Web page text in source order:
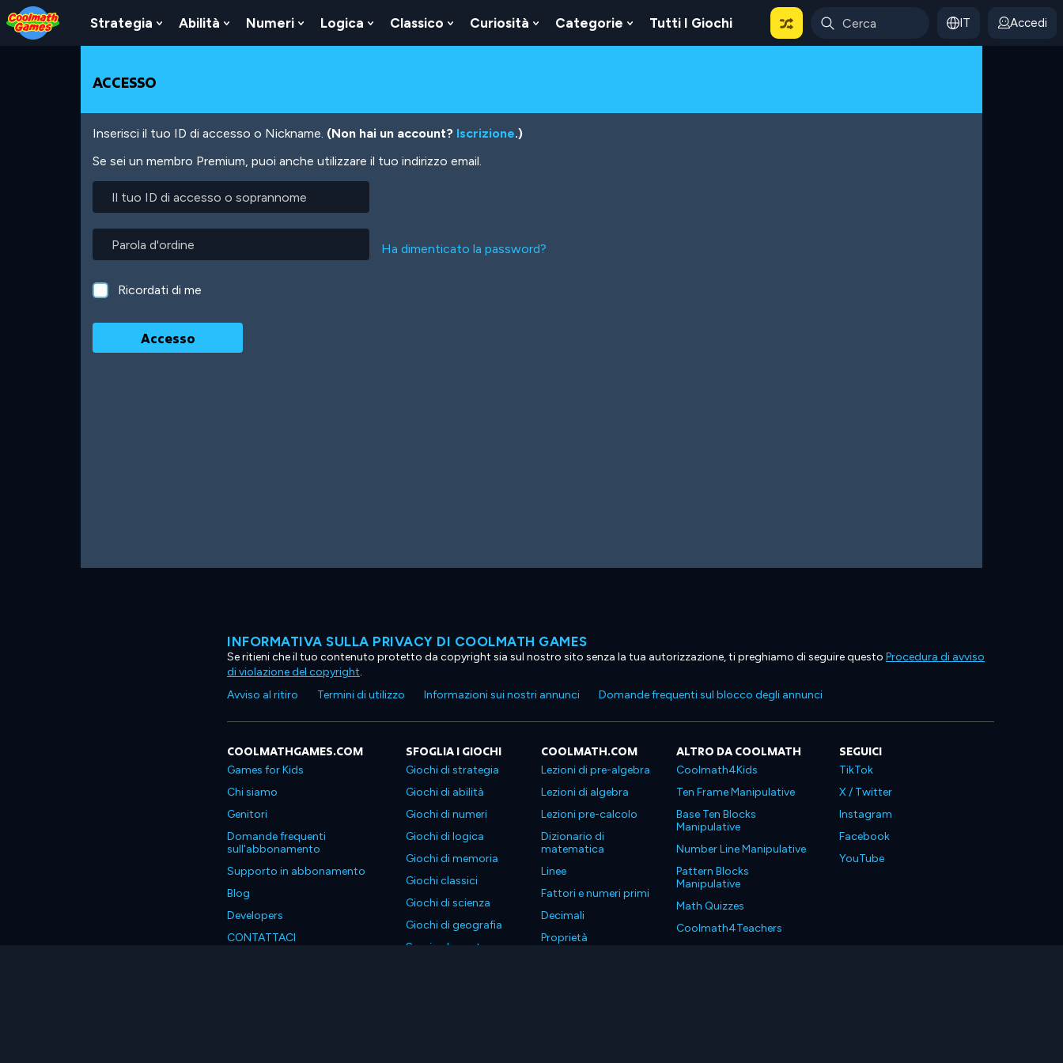
Skip
to
Top
Skip
to
Navigation
Skip
to
Main
Skip
to
Footer
Salta
al
contenuto
Strategia
Show
Submenu
Abilità
Show
Submenu
Numeri
Show
Submenu
Logica
Show
Submenu
Classico
Show
Submenu
Curiosità
Show
Submenu
Categorie
Show
Submenu
Tutti I Giochi IT Accedi
ACCESSO
Inserisci il tuo ID di accesso o Nickname. (Non hai un account? Iscrizione.)
Se sei un membro Premium, puoi anche utilizzare il tuo indirizzo email.
tuo
di
accesso
o
soprannome
d'ordine
Ha dimenticato la password?
Ricordati di me
INFORMATIVA SULLA PRIVACY DI COOLMATH GAMES
Se ritieni che il tuo contenuto protetto da copyright sia sul nostro sito senza la tua autorizzazione, ti preghiamo di seguire questo Procedura di avviso
di violazione del copyright.
Avviso al ritiro
Termini di utilizzo Informazioni sui nostri annunci Domande frequenti sul blocco degli annunci
COOLMATHGAMES.COM
Games for Kids
Chi siamo
Genitori
Domande frequenti
sull'abbonamento
Supporto in abbonamento
Blog
Developers
CONTATTACI
SFOGLIA I GIOCHI
Giochi di strategia
Giochi di abilità
Giochi di numeri
Giochi di logica
Giochi di memoria
Giochi classici
Giochi di scienza
Giochi di geografia
Scarica le nostre app
COOLMATH.COM
Lezioni di pre-algebra
Lezioni di algebra
Lezioni pre-calcolo
Dizionario di
matematica
Linee
Fattori e numeri primi
Decimali
Proprietà
ALTRO DA COOLMATH
Coolmath4Kids
Ten Frame Manipulative
Base Ten Blocks
Manipulative
Number Line Manipulative
Pattern Blocks
Manipulative
Math Quizzes
Coolmath4Teachers
SEGUICI
TikTok
X / Twitter
Instagram
Facebook
YouTube